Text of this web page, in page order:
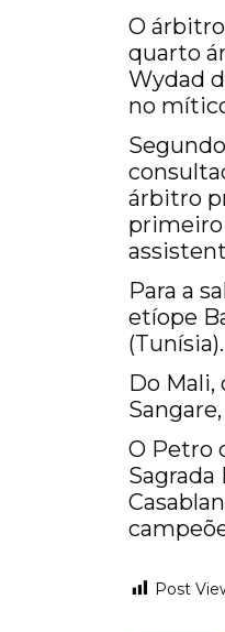
O
quarto
Wydad
no
árbitro
primeiro
Para a
etíope
(Tunísia).
Do
O Petro
Post